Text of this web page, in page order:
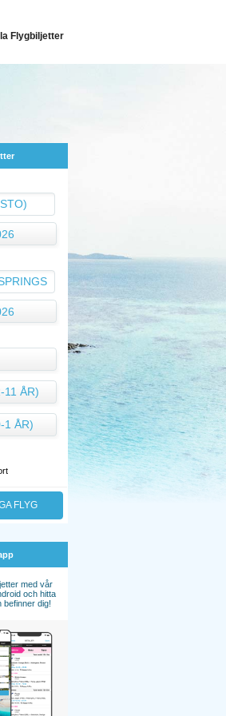
Flygbiljetter
11 ÅR)
1 ÅR)
FLYG
med vår
och hitta
befinner dig!